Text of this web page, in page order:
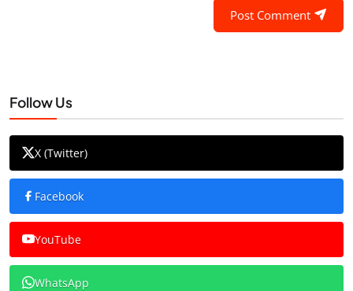
Post Comment
Follow Us
X (Twitter)
Facebook
YouTube
WhatsApp